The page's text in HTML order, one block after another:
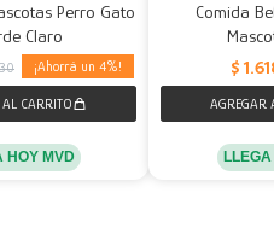
Perro Gato
Claro
4
HOY MVD
Comida
$